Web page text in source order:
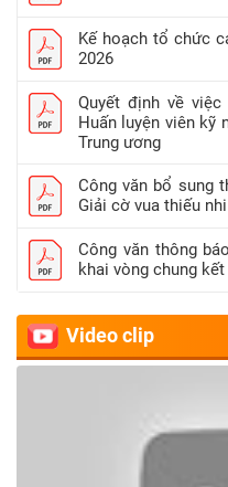
Kế hoạch tổ chức
2026
Quyết định về
Huấn luyện viên kỹ
Trung ương
Công văn bổ sung
Giải cờ vua thiếu
Công văn thông
khai vòng chung
Video clip